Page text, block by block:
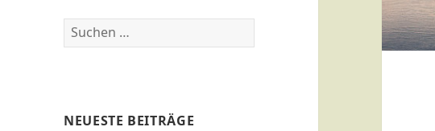
Suchen
nach:
NEUESTE BEITRÄGE